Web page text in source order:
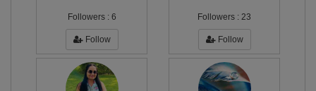
Followers : 6
Follow
Followers : 23
Follow